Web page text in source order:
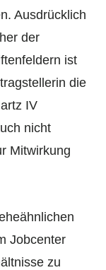
Ausdrücklich
der
ist
die
IV
nicht
Mitwirkung
Jobcenter
zu